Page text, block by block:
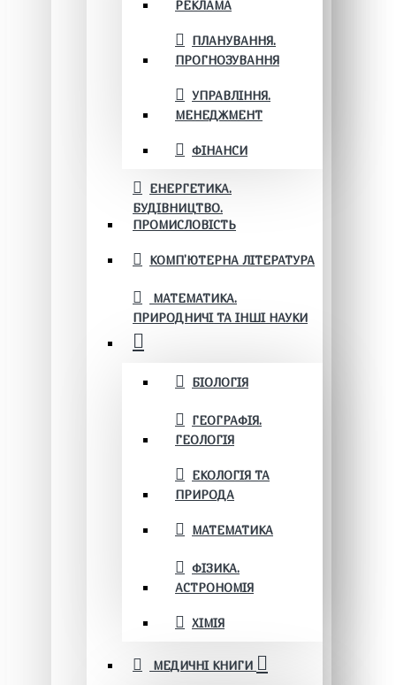
РЕКЛАМА
ПЛАНУВАННЯ.
ПРОГНОЗУВАННЯ
УПРАВЛІННЯ.
МЕНЕДЖМЕНТ
ФІНАНСИ
ЕНЕРГЕТИКА.
БУДІВНИЦТВО.
ПРОМИСЛОВІСТЬ
КОМП'ЮТЕРНА ЛІТЕРАТУРА
МАТЕМАТИКА.
ПРИРОДНИЧІ ТА ІНШІ НАУКИ
БІОЛОГІЯ
ГЕОГРАФІЯ.
ГЕОЛОГІЯ
ЕКОЛОГІЯ ТА
ПРИРОДА
МАТЕМАТИКА
ФІЗИКА.
АСТРОНОМІЯ
ХІМІЯ
МЕДИЧНІ КНИГИ